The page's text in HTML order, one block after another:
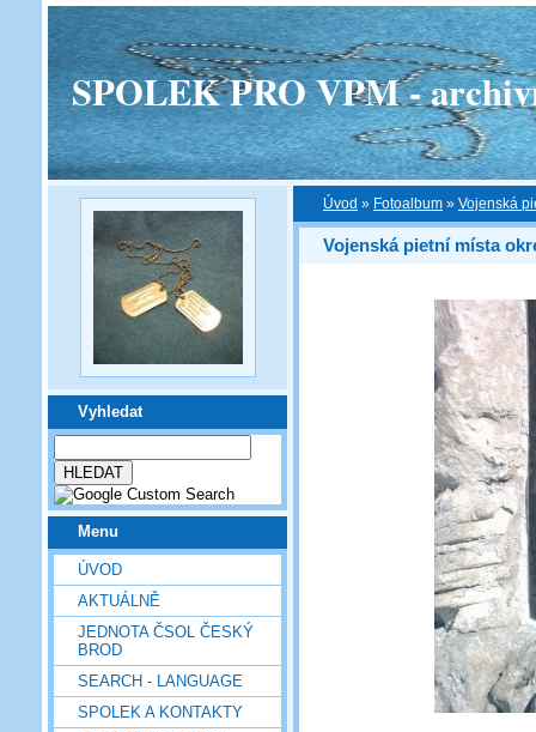
SPOLEK PRO VPM -
Vyhledat
Menu
ÚVOD
AKTUÁLNĚ
JEDNOTA ČSOL ČESKÝ
BROD
SEARCH - LANGUAGE
SPOLEK A KONTAKTY
Úvod » Fotoalbum » Vojenská
Vojenská pietní místa